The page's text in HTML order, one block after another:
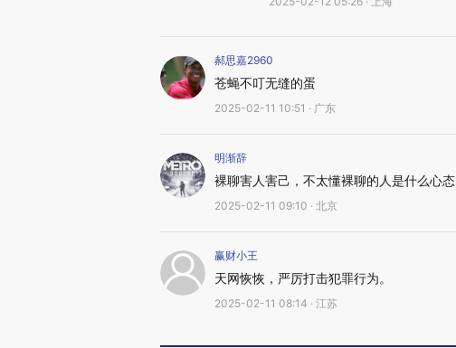
郝思嘉2960
苍蝇不叮无缝的蛋
2025-02-11 10:51 · 广东
明渐辞
裸聊害人害己，不太懂裸聊的人是什么心态
2025-02-11 09:10 · 北京
赢财小王
天网恢恢，严厉打击犯罪行为。
2025-02-11 08:14 · 江苏